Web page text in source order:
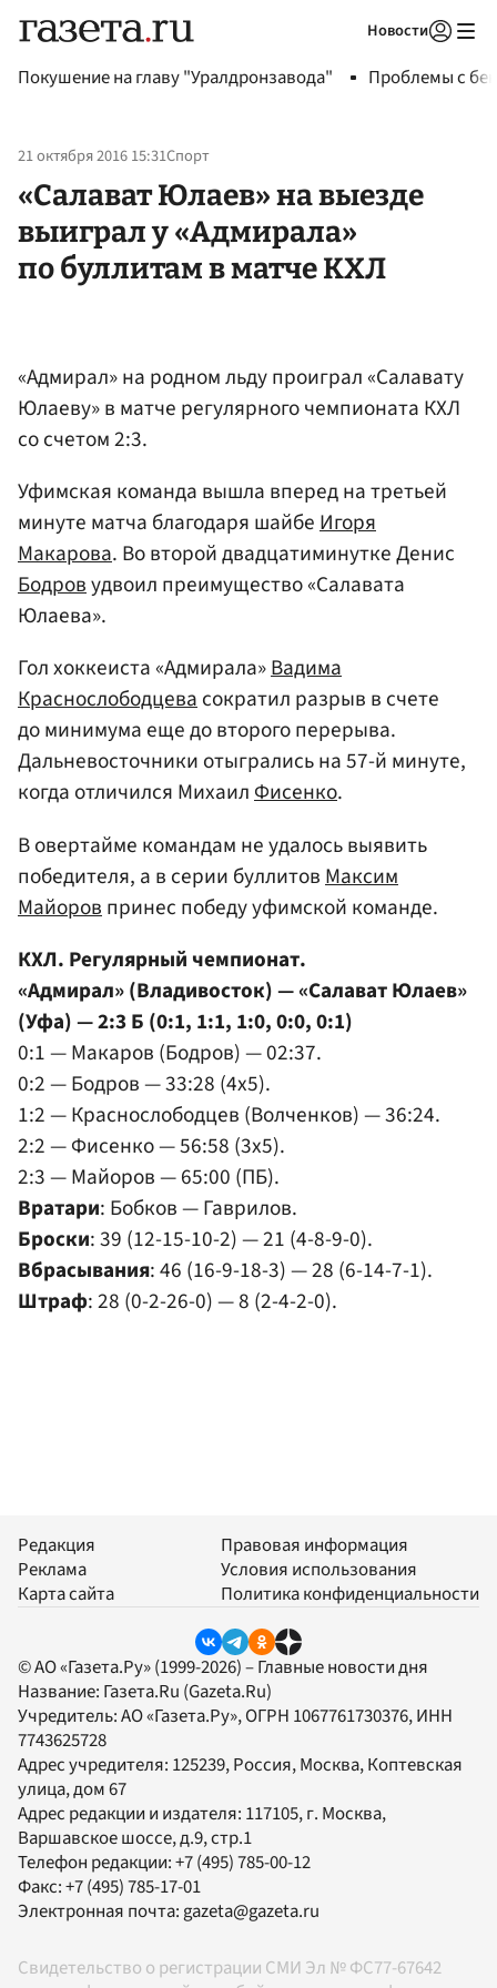
Новости
Покушение на главу "Уралдронзавода" Проблемы с
21 октября 2016 15:31Спорт
«Салават Юлаев» на выезде
выиграл у «Адмирала»
по буллитам в матче КХЛ
«Адмирал» на родном льду проиграл «Салавату
Юлаеву» в матче регулярного чемпионата КХЛ
со счетом 2:3.
Уфимская команда вышла вперед на третьей
минуте матча благодаря шайбеИгоря
Макарова. Во второй двадцатиминутке Денис
Бодровудвоил преимущество «Салавата
Юлаева».
Гол хоккеиста «Адмирала»Вадима
Краснослободцевасократил разрыв в счете
до минимума еще до второго перерыва.
Дальневосточники отыгрались на 57-й минуте,
когда отличился МихаилФисенко.
В овертайме командам не удалось выявить
победителя, а в серии буллитов Максим
Майоров принес победу уфимской команде.
КХЛ. Регулярный чемпионат.
«Адмирал» (Владивосток) — «Салават Юлаев»
(Уфа) — 2:3 Б (0:1, 1:1, 1:0, 0:0, 0:1)
0:1 — Макаров (Бодров) — 02:37.
0:2 — Бодров — 33:28 (4x5).
1:2 — Краснослободцев (Волченков) — 36:24.
2:2 — Фисенко — 56:58 (3x5).
2:3 — Майоров — 65:00 (ПБ).
Вратари: Бобков — Гаврилов.
Броски: 39 (12-15-10-2) — 21 (4-8-9-0).
Вбрасывания: 46 (16-9-18-3) — 28 (6-14-7-1).
Штраф: 28 (0-2-26-0) — 8 (2-4-2-0).
Редакция
Реклама
Карта сайта
Правовая информация
Условия использования
Политика конфиденциальности
© АО «Газета.Ру» (1999-2026) – Главные новости дня
Название: Газета.Ru (Gazeta.Ru)
Учредитель:АО «Газета.Ру», ОГРН 1067761730376, ИНН
7743625728
Адрес учредителя: 125239, Россия, Москва, Коптевская
улица, дом 67
Адрес редакции и издателя: 117105, г. Москва,
Варшавское шоссе, д.9, стр.1
Телефон редакции:+7 (495) 785-00-12
Факс:+7 (495) 785-17-01
Электронная почта:gazeta@gazeta.ru
Свидетельство о регистрации СМИ Эл № ФС77-67642